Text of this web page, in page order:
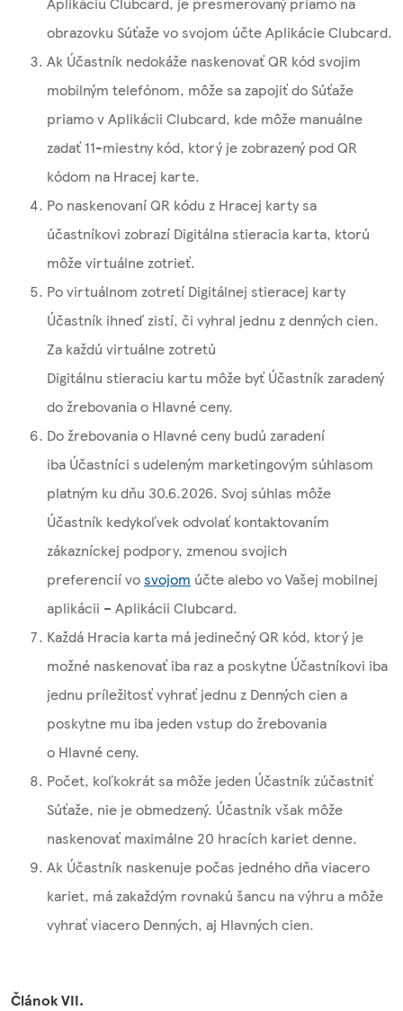
obrazovku Súťaže vo svojom účte Aplikácie Clubcard.
Ak Účastník nedokáže naskenovať QR kód svojim
mobilným telefónom, môže sa zapojiť do Súťaže
priamo v Aplikácii Clubcard, kde môže manuálne
zadať 11-miestny kód, ktorý je zobrazený pod QR
kódom na Hracej karte.
Po naskenovaní QR kódu z Hracej karty sa
účastníkovi zobrazí Digitálna stieracia karta, ktorú
môže virtuálne zotrieť.
Po virtuálnom zotretí Digitálnej stieracej karty
Účastník ihneď zistí, či vyhral jednu z denných cien.
Za každú virtuálne zotretú
Digitálnu stieraciu kartu môže byť Účastník zaradený
do žrebovania o Hlavné ceny.
Do žrebovania o Hlavné ceny budú zaradení
iba Účastníci s udeleným marketingovým súhlasom
platným ku dňu 30.6.2026. Svoj súhlas môže
Účastník kedykoľvek odvolať kontaktovaním
zákazníckej podpory, zmenou svojich
preferencií vosvojom účte alebo vo Vašej mobilnej
aplikácii – Aplikácii Clubcard.
Každá Hracia karta má jedinečný QR kód, ktorý je
možné naskenovať iba raz a poskytne Účastníkovi iba
jednu príležitosť vyhrať jednu z Denných cien a
poskytne mu iba jeden vstup do žrebovania
o Hlavné ceny.
Počet, koľkokrát sa môže jeden Účastník zúčastniť
Súťaže, nie je obmedzený. Účastník však môže
naskenovať maximálne 20 hracích kariet denne.
Ak Účastník naskenuje počas jedného dňa viacero
kariet, má zakaždým rovnakú šancu na výhru a môže
vyhrať viacero Denných, aj Hlavných cien.
Článok VII.